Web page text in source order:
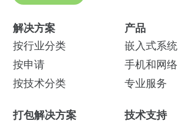
解决方案
按行业分类
按申请
按技术分类
打包解决方案
产品
嵌入式系统
手机和网络
专业服务
技术支持